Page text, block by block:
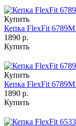
Купить
Кепка FlexFit
1890 р.
Купить
Купить
Кепка FlexFit
1890 р.
Купить